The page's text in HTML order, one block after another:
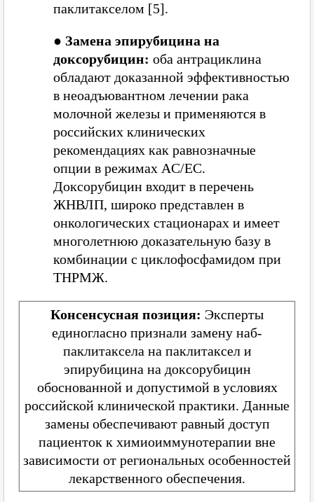
паклитакселом [5].
● Замена эпирубицина на
доксорубицин: оба антрациклина
обладают доказанной эффективностью
в неоадъювантном лечении рака
молочной железы и применяются в
российских клинических
рекомендациях как равнозначные
опции в режимах AC/EC.
Доксорубицин входит в перечень
ЖНВЛП, широко представлен в
онкологических стационарах и имеет
многолетнюю доказательную базу в
комбинации с циклофосфамидом при
ТНРМЖ.
Консенсусная позиция: Эксперты
единогласно признали замену наб-
паклитаксела на паклитаксел и
эпирубицина на доксорубицин
обоснованной и допустимой в условиях
российской клинической практики. Данные
замены обеспечивают равный доступ
пациенток к химиоиммунотерапии вне
зависимости от региональных особенностей
лекарственного обеспечения.